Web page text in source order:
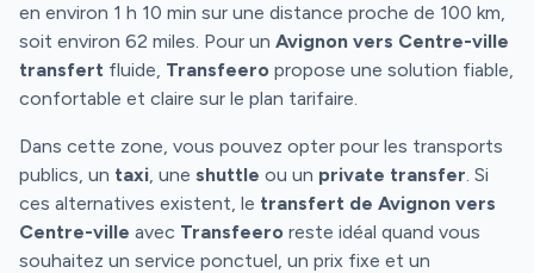
en environ 1 h 10 min sur une distance proche de 100 km,
soit environ 62 miles. Pour un Avignon vers Centre-ville
transfert fluide, Transfeero propose une solution fiable,
confortable et claire sur le plan tarifaire.
Dans cette zone, vous pouvez opter pour les transports
publics, un taxi, une shuttle ou un private transfer. Si
ces alternatives existent, le transfert de Avignon vers
Centre-ville avec Transfeero reste idéal quand vous
souhaitez un service ponctuel, un prix fixe et un